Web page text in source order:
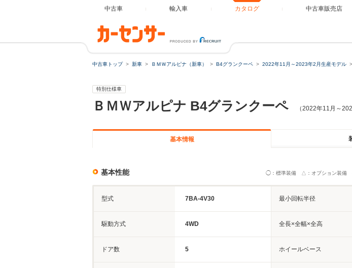
中古車 輸入車 カタログ 中古車販売店
中古車トップ 新車 ＢＭＷアルピナ（新車） B4グランクーペ 2022年11月～2023年2月生産モデル
特別仕様車
ＢＭＷアルピナ B4グランクーペ （2022年11月～
基本情報
基本性能 ◯：標準装備 △：オプション装備 -
型式 7BA-4V30 最小回転半径
駆動方式 4WD 全長×全幅×全高
ドア数 5 ホイールベース